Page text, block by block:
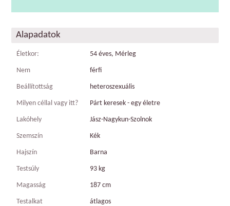
Alapadatok
Életkor: 54 éves, Mérleg
Nem férfi
Beállítottság heteroszexuális
Milyen céllal vagy itt? Párt keresek - egy életre
Lakóhely Jász-Nagykun-Szolnok
Szemszín Kék
Hajszín Barna
Testsúly 93 kg
Magasság 187 cm
Testalkat átlagos